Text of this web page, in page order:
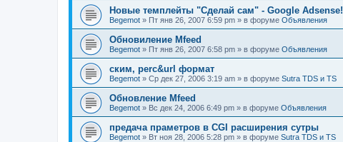
Новые темплейты "Cделай сам" - Google Adsense!
Begemot » Пт янв 26, 2007 6:59 pm » в форуме Объявления
Обновиление Mfeed
Begemot » Пт янв 26, 2007 6:58 pm » в форуме Объявления
ским, perc&url формат
Begemot » Ср дек 27, 2006 3:19 am » в форуме Sutra TDS и TS
Обновление Mfeed
Begemot » Вс дек 24, 2006 6:49 pm » в форуме Объявления
предача праметров в CGI расширения сутры
Begemot » Вт ноя 28, 2006 5:28 pm » в форуме Sutra TDS и TS